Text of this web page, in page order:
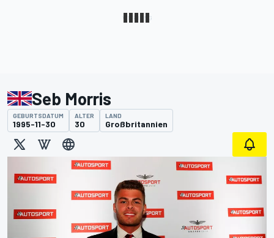
Seb Morris
GEBURTSDATUM
1995-11-30
ALTER
30
LAND
Großbritannien